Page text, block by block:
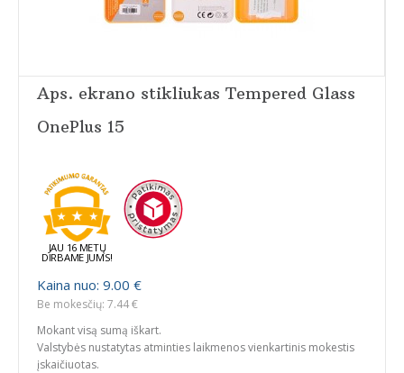
Aps. ekrano stikliukas Tempered Glass
OnePlus 15
JAU 16 METŲ
DIRBAME JUMS!
Kaina nuo: 9.00 €
Be mokesčių: 7.44 €
Mokant visą sumą iškart.
Valstybės nustatytas atminties laikmenos vienkartinis mokestis
įskaičiuotas.